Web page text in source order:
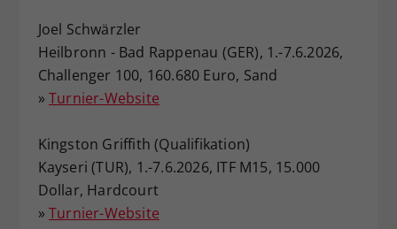
Joel Schwärzler
Heilbronn - Bad Rappenau (GER), 1.-7.6.2026,
Challenger 100, 160.680 Euro, Sand
» Turnier-Website
Kingston Griffith (Qualifikation)
Kayseri (TUR), 1.-7.6.2026, ITF M15, 15.000
Dollar, Hardcourt
» Turnier-Website
Zweck
Dieser Wert speichert Ihre Consent-
zufällig generierte ID, für die
historische Speicherung Ihrer
vorgenommen Einstellungen, falls der
hat.